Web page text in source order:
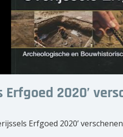
Erfgoed 2020’
Erfgoed 2020’ verschenen